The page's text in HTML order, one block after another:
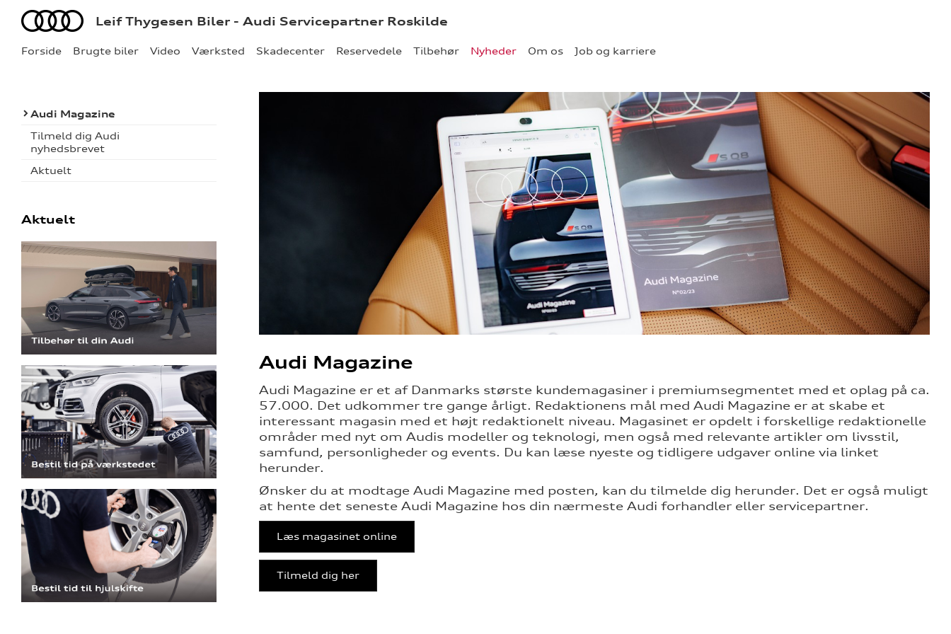
Forside Brugte biler Video Værksted Skadecenter Reservedele Tilbehør Nyheder Om os Job og karriere
Audi Leif Thygesen Biler - Audi Servicepartner Roskilde
Audi Magazine
Tilmeld dig Audi
nyhedsbrevet
Aktuelt
Aktuelt
Audi Magazine
Audi Magazine er et af Danmarks største kundemagasiner i premiumsegmentet med et oplag på ca.
57.000. Det udkommer tre gange årligt. Redaktionens mål med Audi Magazine er at skabe et
interessant magasin med et højt redaktionelt niveau. Magasinet er opdelt i forskellige redaktionelle
områder med nyt om Audis modeller og teknologi, men også med relevante artikler om livsstil,
samfund, personligheder og events. Du kan læse nyeste og tidligere udgaver online via linket
herunder.
Ønsker du at modtage Audi Magazine med posten, kan du tilmelde dig herunder. Det er også muligt
at hente det seneste Audi Magazine hos din nærmeste Audi forhandler eller servicepartner.
Læs magasinet online
Tilmeld dig her